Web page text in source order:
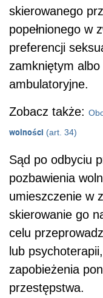
skierowanego
popełnionego w
preferencji
zamkniętym
ambulatoryjne.
Zobacz także:
wolności (art. 34)
Sąd po odbyciu
pozbawienia
umieszczenie w
skierowanie go
celu
lub
zapobieżenia
przestępstwa.